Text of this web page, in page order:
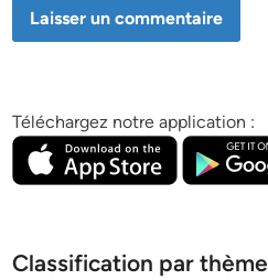
Téléchargez notre application :
Classification par thème